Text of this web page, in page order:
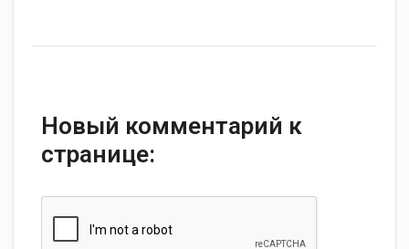
Новый комментарий к
странице: